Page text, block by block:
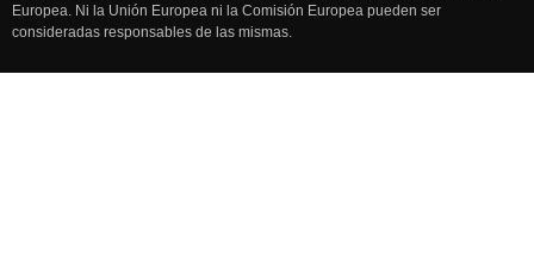
Europea. Ni la Unión Europea ni la Comisión Europea pueden ser
consideradas responsables de las mismas.